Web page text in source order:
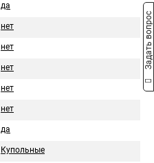
да
нет
нет
нет
нет
нет
да
Купольные
Задать вопрос